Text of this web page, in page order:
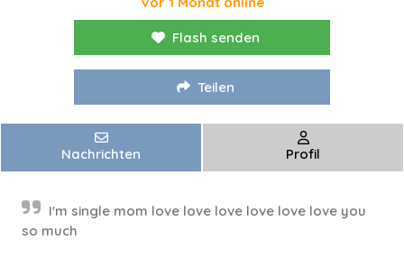
Flash senden
Teilen
Nachrichten Profil
I'm single mom love love love love love love you
so much